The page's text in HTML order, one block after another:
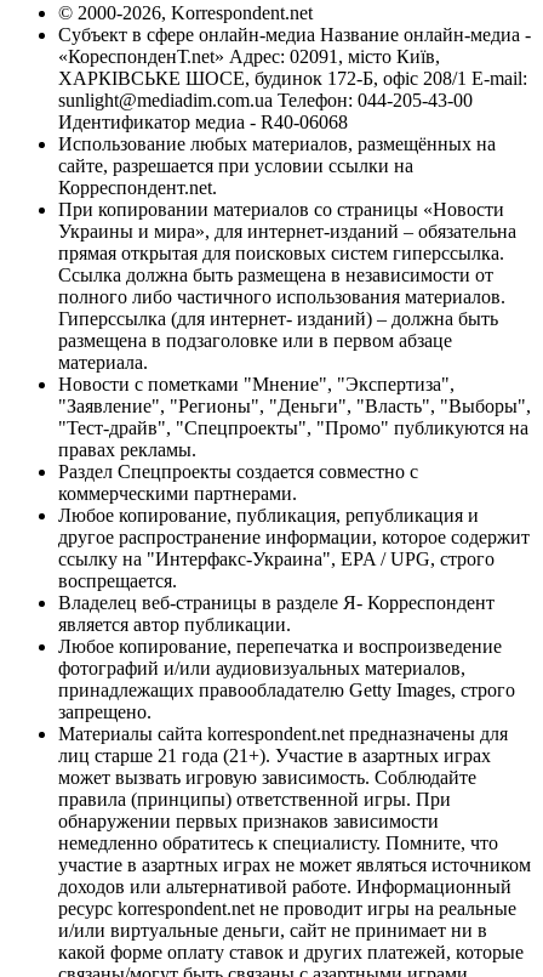
© 2000-2026, Korrespondent.net
Субъект в сфере онлайн-медиа Название онлайн-медиа -
«КореспонденТ.net» Адрес: 02091, місто Київ,
ХАРКІВСЬКЕ ШОСЕ, будинок 172-Б, офіс 208/1 E-mail:
sunlight@mediadim.com.ua Телефон: 044-205-43-00
Идентификатор медиа - R40-06068
Использование любых материалов, размещённых на
сайте, разрешается при условии ссылки на
Корреспондент.net.
При копировании материалов со страницы «Новости
Украины и мира», для интернет-изданий – обязательна
прямая открытая для поисковых систем гиперссылка.
Ссылка должна быть размещена в независимости от
полного либо частичного использования материалов.
Гиперссылка (для интернет- изданий) – должна быть
размещена в подзаголовке или в первом абзаце
материала.
Новости с пометками "Мнение", "Экспертиза",
"Заявление", "Регионы", "Деньги", "Власть", "Выборы",
"Тест-драйв", "Спецпроекты", "Промо" публикуются на
правах рекламы.
Раздел Спецпроекты создается совместно с
коммерческими партнерами.
Любое копирование, публикация, републикация и
другое распространение информации, которое содержит
ссылку на "Интерфакс-Украина", EPA / UPG, строго
воспрещается.
Владелец веб-страницы в разделе Я- Корреспондент
является автор публикации.
Любое копирование, перепечатка и воспроизведение
фотографий и/или аудиовизуальных материалов,
принадлежащих правообладателю Getty Images, строго
запрещено.
Материалы сайта korrespondent.net предназначены для
лиц старше 21 года (21+). Участие в азартных играх
может вызвать игровую зависимость. Соблюдайте
правила (принципы) ответственной игры. При
обнаружении первых признаков зависимости
немедленно обратитесь к специалисту. Помните, что
участие в азартных играх не может являться источником
доходов или альтернативой работе. Информационный
ресурс korrespondent.net не проводит игры на реальные
и/или виртуальные деньги, сайт не принимает ни в
какой форме оплату ставок и других платежей, которые